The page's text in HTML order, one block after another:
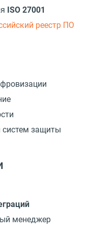
ISO 27001
реестр ПО
систем защиты
менеджер